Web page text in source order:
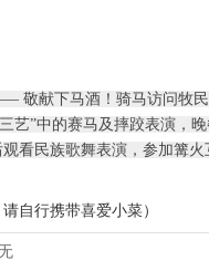
敬献下马酒！骑马访问牧
”中的赛马及摔跤表演，
看民族歌舞表演，参加篝火
自行携带喜爱小菜）